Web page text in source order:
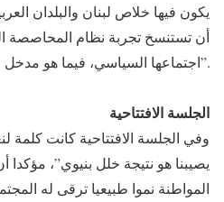
يكون فيها خلاص لبنان والبلدان
أن تستنسخ تجربة نظام المحاصصة
اجتماعها السياسي، فيما هو مدخل لإنتاج المزيد من الأزمات”.
الجلسة الافتتاحية
وفي الجلسة الافتتاحية كانت كلمة
يصيبنا هو نتيجة خلل بنيوي”،
المواطنة نموا طبيعيا ترقى له